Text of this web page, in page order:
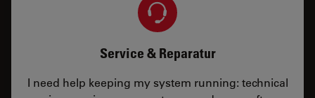
Service & Reparatur
I need help keeping my system running: technical